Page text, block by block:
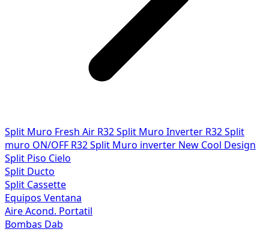
Split Muro Fresh Air R32Split Muro Inverter R32Split
muro ON/OFF R32Split Muro inverter New Cool Design
Split Piso Cielo
Split Ducto
Split Cassette
Equipos Ventana
Aire Acond. Portatil
Bombas Dab